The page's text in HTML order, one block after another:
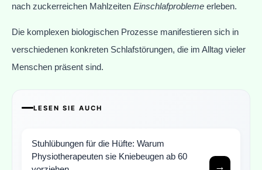
nach zuckerreichen Mahlzeiten Einschlafprobleme erleben.
Die komplexen biologischen Prozesse manifestieren sich in
verschiedenen konkreten Schlafstörungen, die im Alltag vieler
Menschen präsent sind.
LESEN SIE AUCH
Stuhlübungen für die Hüfte: Warum
Physiotherapeuten sie Kniebeugen ab 60
→